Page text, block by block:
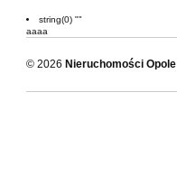
string(0) ""
aaaa
© 2026 Nieruchomości Opole